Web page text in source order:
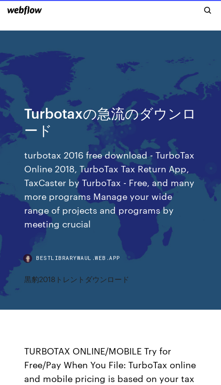
Turbotaxの急流のダウンロ
ード
turbotax 2016 free download - TurboTax
Online 2018, TurboTax Tax Return App,
TaxCaster by TurboTax - Free, and many
more programs Manage your wide
range of projects and programs by
meeting crucial
BESTLIBRARYWAUL.WEB.APP
黒豹2018トレントダウンロード
TURBOTAX ONLINE/MOBILE Try for
Free/Pay When You File: TurboTax online
and mobile pricing is based on your tax